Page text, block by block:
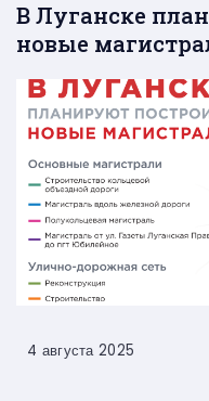
В Луганске
новые
4 августа 2025